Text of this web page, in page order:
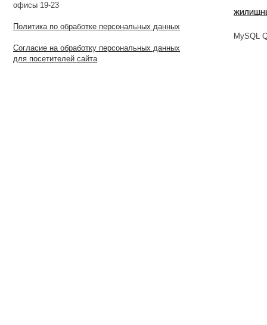
офисы 19-23
Политика по обработке персональных данных
Согласие на обработку персональных данных
для посетителей сайта
MySQL